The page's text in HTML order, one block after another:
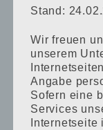
Stand:
Wir freuen
unserem
Angabe
Sofern eine
Services
Internetseite